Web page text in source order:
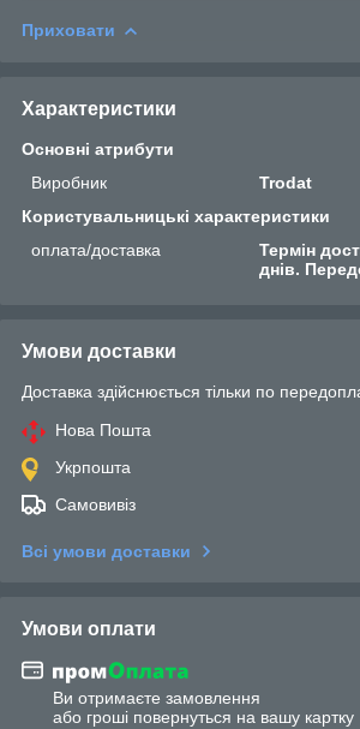
Приховати
Характеристики
Основні атрибути
Виробник
Trodat
Користувальницькі характеристики
оплата/доставка
Термін
днів.
Умови доставки
Доставка здійснюється тільки по
Нова Пошта
Укрпошта
Самовивіз
Всі умови доставки
Умови оплати
Ви отримаєте замовлення
або гроші повернуться на вашу картку